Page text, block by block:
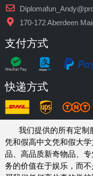
170-172 Aberdeen
支付方式
快递方式
我们提供的所有定制
凭和假高中文凭和假大学
品、高品质新奇物品、
务的价值在于娱乐，而